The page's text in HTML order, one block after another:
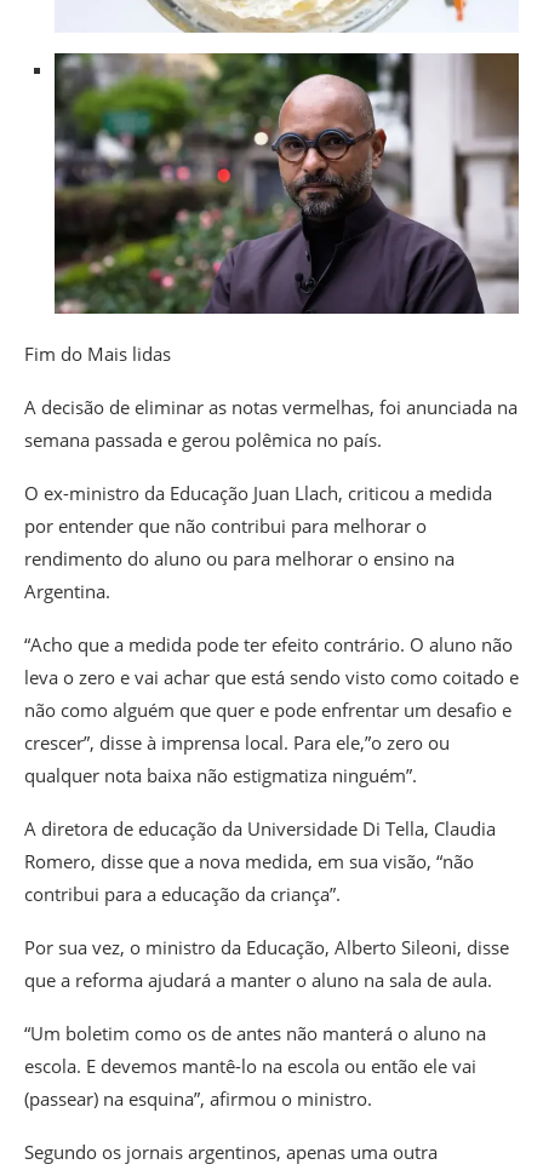
Fim do Mais lidas
A decisão de eliminar as notas vermelhas, foi anunciada na
semana passada e gerou polêmica no país.
O ex-ministro da Educação Juan Llach, criticou a medida
por entender que não contribui para melhorar o
rendimento do aluno ou para melhorar o ensino na
Argentina.
“Acho que a medida pode ter efeito contrário. O aluno não
leva o zero e vai achar que está sendo visto como coitado e
não como alguém que quer e pode enfrentar um desafio e
crescer”, disse à imprensa local. Para ele,”o zero ou
qualquer nota baixa não estigmatiza ninguém”.
A diretora de educação da Universidade Di Tella, Claudia
Romero, disse que a nova medida, em sua visão, “não
contribui para a educação da criança”.
Por sua vez, o ministro da Educação, Alberto Sileoni, disse
que a reforma ajudará a manter o aluno na sala de aula.
“Um boletim como os de antes não manterá o aluno na
escola. E devemos mantê-lo na escola ou então ele vai
(passear) na esquina”, afirmou o ministro.
Segundo os jornais argentinos, apenas uma outra